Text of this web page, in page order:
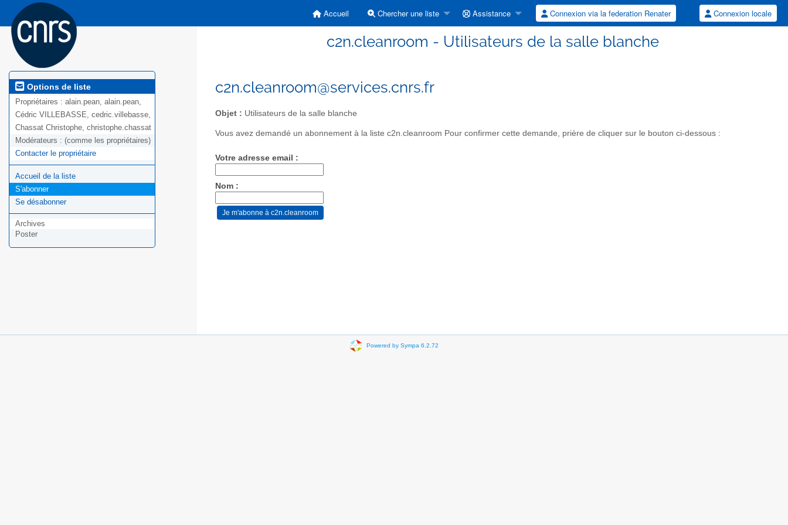
Accueil Chercher une liste Assistance Connexion via la federation Renater Connexion locale
c2n.cleanroom - Utilisateurs de la salle blanche
Options de liste
Propriétaires : alain.pean, alain.pean,
Cédric VILLEBASSE, cedric.villebasse,
Chassat Christophe, christophe.chassat
Modérateurs : (comme les propriétaires)
Contacter le propriétaire
Accueil de la liste
S'abonner
Se désabonner
Archives
Poster
c2n.cleanroom@services.cnrs.fr
Objet : Utilisateurs de la salle blanche
Vous avez demandé un abonnement à la liste c2n.cleanroom Pour confirmer cette demande, prière de cliquer sur le bouton ci-dessous :
Votre adresse email :
Nom :
Powered by Sympa 6.2.72